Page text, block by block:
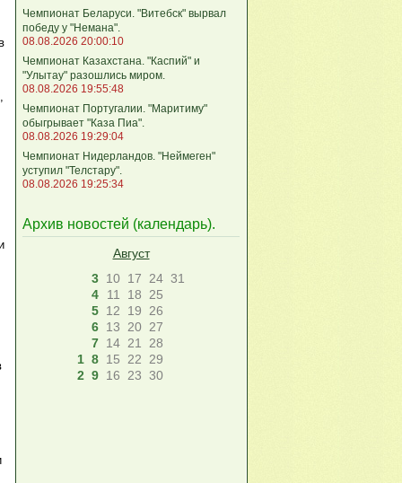
Чемпионат Беларуси. "Витебск" вырвал
победу у "Немана".
08.08.2026 20:00:10
Чемпионат Казахстана. "Каспий" и
"Улытау" разошлись миром.
08.08.2026 19:55:48
Чемпионат Португалии. "Маритиму"
обыгрывает "Каза Пиа".
08.08.2026 19:29:04
Чемпионат Нидерландов. "Неймеген"
уступил "Телстару".
08.08.2026 19:25:34
Архив новостей (календарь).
Август
3 10 17 24 31
4
11 18
25
5 12 19
26
6 13 20 27
7 14 21
28
1 8 15 22
29
2 9 16 23 30